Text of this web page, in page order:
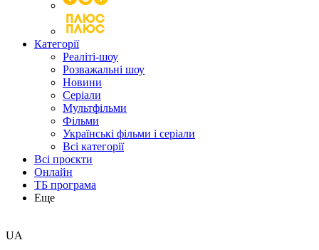
Категорії
Реаліті-шоу
Розважальні шоу
Новини
Серіали
Мультфільми
Фільми
Українські фільми і серіали
Всі категорії
Всі проєкти
Онлайн
ТБ програма
Еще
UA